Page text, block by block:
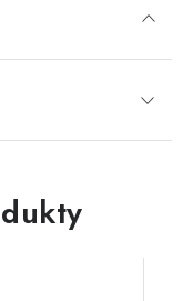
údajů